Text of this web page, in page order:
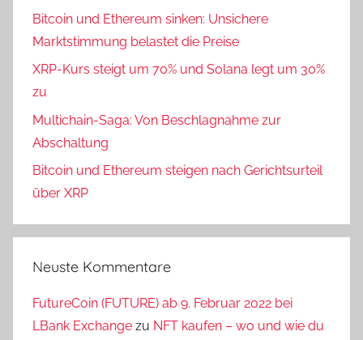
Bitcoin und Ethereum sinken: Unsichere
Marktstimmung belastet die Preise
XRP-Kurs steigt um 70% und Solana legt um 30%
zu
Multichain-Saga: Von Beschlagnahme zur
Abschaltung
Bitcoin und Ethereum steigen nach Gerichtsurteil
über XRP
Neuste Kommentare
FutureCoin (FUTURE) ab 9. Februar 2022 bei
LBank Exchange zu NFT kaufen – wo und wie du